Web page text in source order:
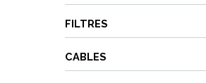
FILTRES
CABLES